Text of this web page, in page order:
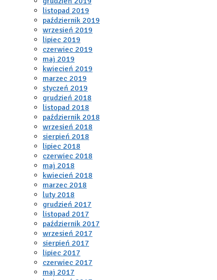
listopad 2019
październik 2019
wrzesień 2019
lipiec 2019
czerwiec 2019
maj 2019
kwiecień 2019
marzec 2019
styczeń 2019
grudzień 2018
listopad 2018
październik 2018
wrzesień 2018
sierpień 2018
lipiec 2018
czerwiec 2018
maj 2018
kwiecień 2018
marzec 2018
luty 2018
grudzień 2017
listopad 2017
październik 2017
wrzesień 2017
sierpień 2017
lipiec 2017
czerwiec 2017
maj 2017